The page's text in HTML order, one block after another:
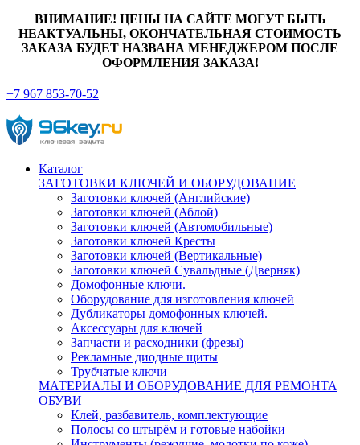
ВНИМАНИЕ! ЦЕНЫ НА САЙТЕ МОГУТ БЫТЬ
НЕАКТУАЛЬНЫ, ОКОНЧАТЕЛЬНАЯ СТОИМОСТЬ
ЗАКАЗА БУДЕТ НАЗВАНА МЕНЕДЖЕРОМ ПОСЛЕ
ОФОРМЛЕНИЯ ЗАКАЗА!
+7 967 853-70-52
Каталог
ЗАГОТОВКИ КЛЮЧЕЙ И ОБОРУДОВАНИЕ
Заготовки ключей (Английские)
Заготовки ключей (Аблой)
Заготовки ключей (Автомобильные)
Заготовки ключей Кресты
Заготовки ключей (Вертикальные)
Заготовки ключей Сувальдные (Дверняк)
Домофонные ключи.
Оборудование для изготовления ключей
Дубликаторы домофонных ключей.
Аксессуары для ключей
Запчасти и расходники (фрезы)
Рекламные диодные щиты
Трубчатые ключи
МАТЕРИАЛЫ И ОБОРУДОВАНИЕ ДЛЯ РЕМОНТА
ОБУВИ
Клей, разбавитель, комплектующие
Полосы со штырём и готовые набойки